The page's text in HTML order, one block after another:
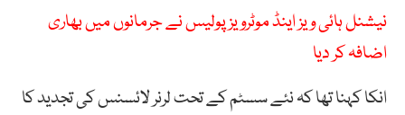
نیشنل ہائی ویز اینڈ موٹرویز پولیس نے جرمانوں میں بھاری
اضافہ کر دیا
انکا کہنا تھا کہ نئے سسٹم کے تحت لرنر لائسنس کی تجدید کا